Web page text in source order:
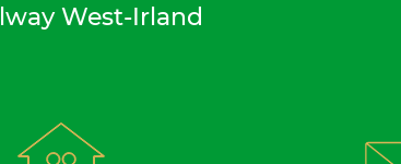
West-Irland